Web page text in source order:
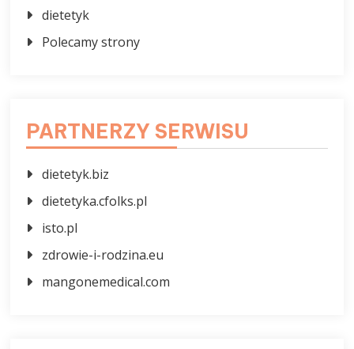
dietetyk
Polecamy strony
PARTNERZY SERWISU
dietetyk.biz
dietetyka.cfolks.pl
isto.pl
zdrowie-i-rodzina.eu
mangonemedical.com